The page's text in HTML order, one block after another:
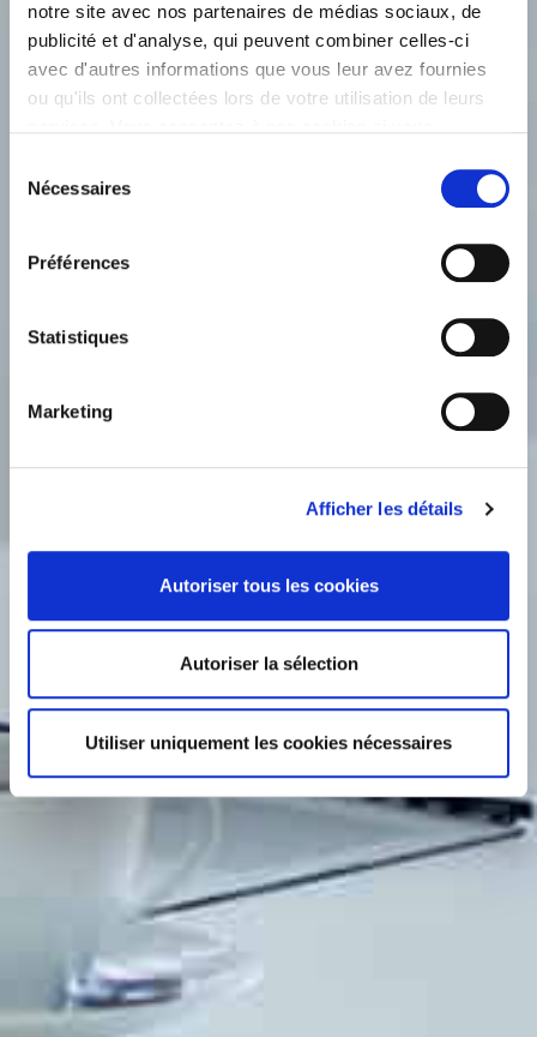
notre site avec nos partenaires de médias sociaux, de
publicité et d'analyse, qui peuvent combiner celles-ci
avec d'autres informations que vous leur avez fournies
ou qu'ils ont collectées lors de votre utilisation de leurs
Nécessaires
Préférences
Statistiques
Marketing
Afficher les détails
Autoriser tous les cookies
Autoriser la sélection
Utiliser uniquement les cookies nécessaires